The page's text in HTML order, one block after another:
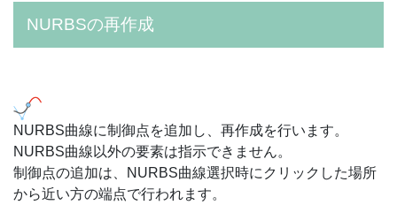
NURBSの再作成
NURBS曲線に制御点を追加し、再作成を行います。
NURBS曲線以外の要素は指示できません。
制御点の追加は、NURBS曲線選択時にクリックした場所
から近い方の端点で行われます。